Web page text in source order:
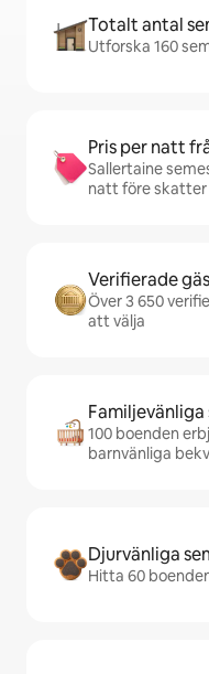
Totalt antal
Utforska 160
Pris per natt
Sallertaine
natt före
Verifierade
Över 3 650
att välja
100 boenden
barnvänliga
Djurvänliga
Hitta 60